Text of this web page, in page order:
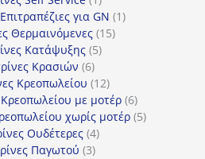
προϊόν
για GN 11
Θερμαινόμενες 1515
Κατάψυξης 55
Κρασιών 66
προϊόντα
Κρεοπωλείου 1212
προϊόντα
Κρεοπωλείου με μοτέρ 66
προϊόντα
χωρίς μοτέρ 55
Ουδέτερες 44
προϊόντα
Παγωτού 33